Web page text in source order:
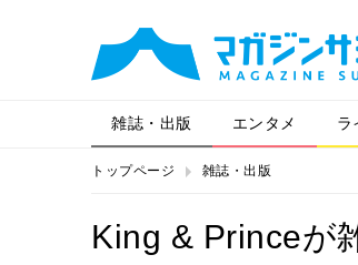
雑誌・出版 エンタメ ラ
トップページ 雑誌・出版
King & Princeが